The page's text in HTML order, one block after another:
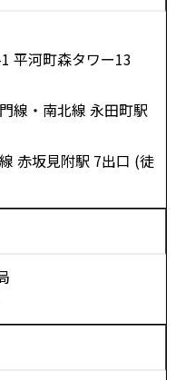
平河町森タワー13
線・南北線 永田町駅
赤坂見附駅 7出口 (徒